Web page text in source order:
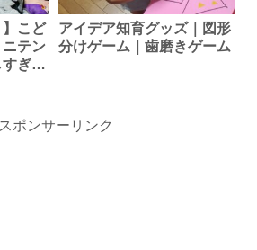
】こど
テン
すぎ
アイデア知育グッズ｜図形
分けゲーム｜歯磨きゲーム
スポンサーリンク